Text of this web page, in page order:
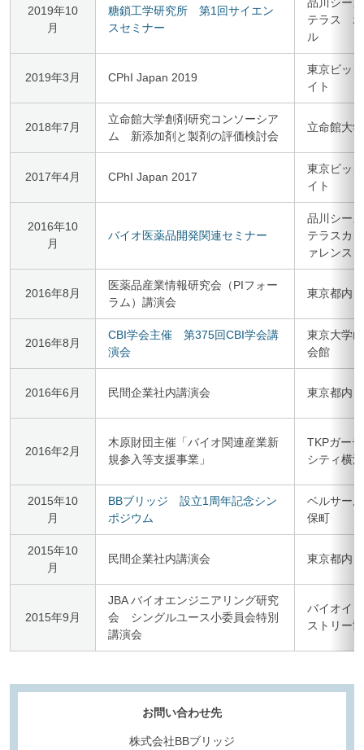
2019年10
月
糖鎖工学研究所 第1回サイエン
スセミナー
テラス
ル
2019年3月 CPhI Japan 2019
東京ビッ
イト
2018年7月
立命館大学創剤研究コンソーシア
ム 新添加剤と製剤の評価検討会
立命館大学
2017年4月 CPhI Japan 2017
東京ビッ
イト
2016年10
月
バイオ医薬品開発関連セミナー
品川シー
テラスカ
ァレンス
2016年8月
医薬品産業情報研究会（PIフォー
ラム）講演会
東京都内
2016年8月
CBI学会主催 第375回CBI学会講
演会
東京大学
会館
2016年6月 民間企業社内講演会 東京都内
2016年2月
木原財団主催「バイオ関連産業新
規参入等支援事業」
TKPガー
シティ横浜
2015年10
月
BBブリッジ 設立1周年記念シン
ポジウム
ベルサー
保町
2015年10
月
民間企業社内講演会 東京都内
2015年9月
JBA バイオエンジニアリング研究
会 シングルユース小委員会特別
講演会
バイオイ
ストリー
お問い合わせ先
株式会社BBブリッジ